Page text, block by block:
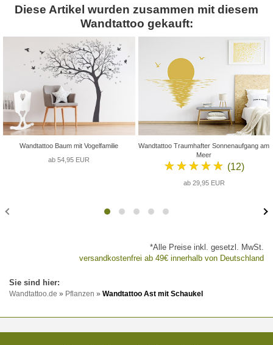
Diese Artikel wurden zusammen mit diesem
Wandtattoo gekauft:
Wandtattoo Baum mit Vogelfamilie
ab 54,95 EUR
Wandtattoo Traumhafter Sonnenaufgang am
Meer
★★★★★ (12)
ab 29,95 EUR
*Alle Preise inkl. gesetzl. MwSt.
versandkostenfrei ab 49€ innerhalb von Deutschland
Wandtattoo.de » Pflanzen » Wandtattoo Ast mit Schaukel